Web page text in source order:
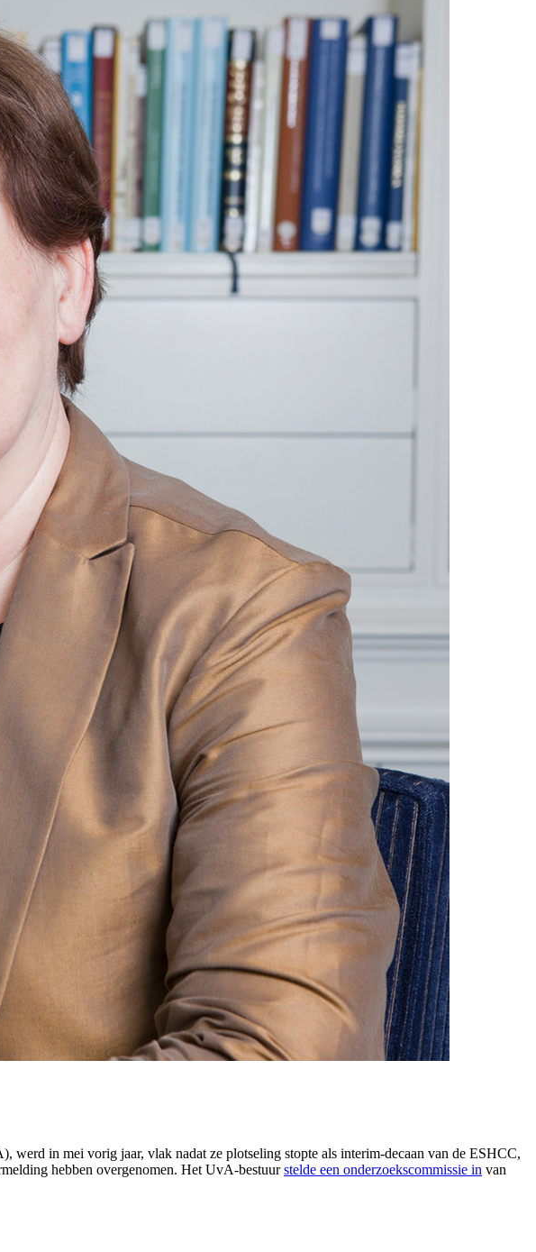
in mei vorig jaar, vlak nadat ze plotseling stopte als interim-decaan van de ESHCC,
hebben overgenomen. Het UvA-bestuurstelde een onderzoekscommissie in van